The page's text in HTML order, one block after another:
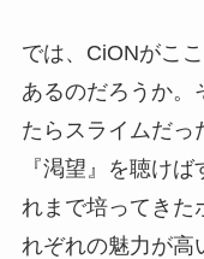
では、CiONがこ
あるのだろうか。
たらスライムだっ
『渇望』を聴け
れまで培ってきた
れぞれの魅力が高